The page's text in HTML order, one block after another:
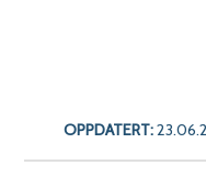
OPPDATERT: